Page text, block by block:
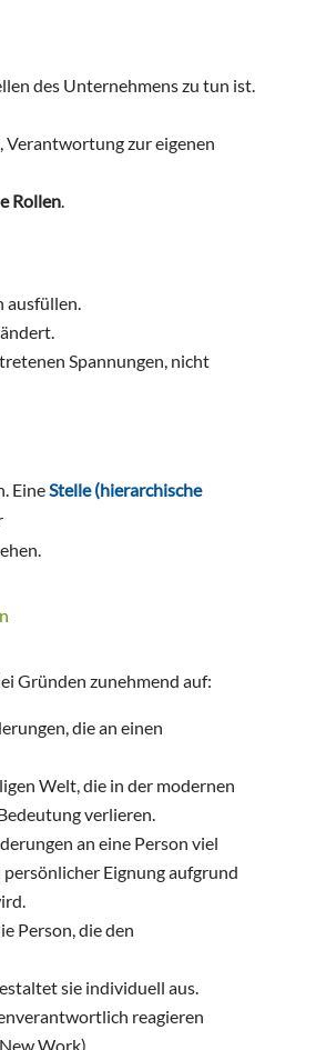
des Unternehmens zu tun ist.
, Verantwortung zur eigenen
Rollen
Spannungen, nicht
EineStelle (hierarchische
Gründen zunehmend auf:
die an einen
Welt, die in der modernen
verlieren.
an eine Person viel
Eignung aufgrund
Person, die den
sie individuell aus.
reagieren
Work)